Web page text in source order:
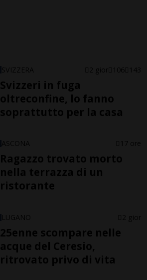
SVIZZERA 2 gior 106 143
Svizzeri in fuga
oltreconfine, lo fanno
soprattutto per la casa
ASCONA 17 ore
Ragazzo trovato morto
nella terrazza di un
ristorante
LUGANO 2 gior
25enne scompare nelle
acque del Ceresio,
ritrovato privo di vita